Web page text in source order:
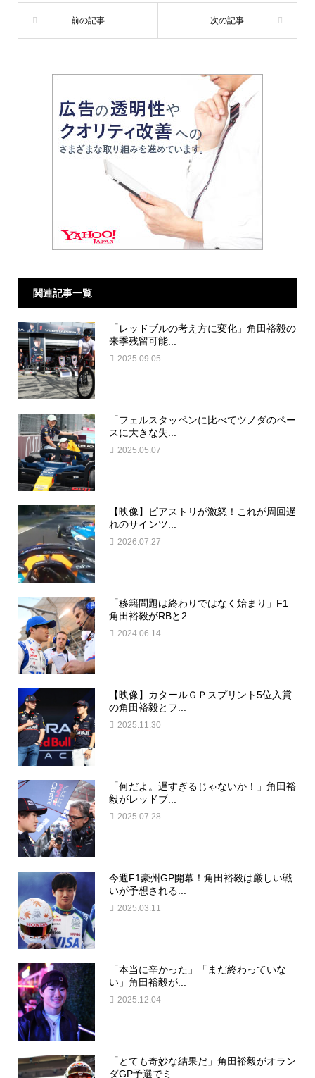
関連記事一覧
「レッドブルの考え方に変化」角田裕毅の
来季残留可能...
2025.09.05
「フェルスタッペンに比べてツノダのペー
スに大きな失...
2025.05.07
【映像】ピアストリが激怒！これが周回遅
れのサインツ...
2026.07.27
「移籍問題は終わりではなく始まり」F1
角田裕毅がRBと2...
2024.06.14
【映像】カタールＧＰスプリント5位入賞
の角田裕毅とフ...
2025.11.30
「何だよ。遅すぎるじゃないか！」角田裕
毅がレッドブ...
2025.07.28
今週F1豪州GP開幕！角田裕毅は厳しい戦
いが予想される...
2025.03.11
「本当に辛かった」「まだ終わっていな
い」角田裕毅が...
2025.12.04
「とても奇妙な結果だ」角田裕毅がオラン
ダGP予選でミ...